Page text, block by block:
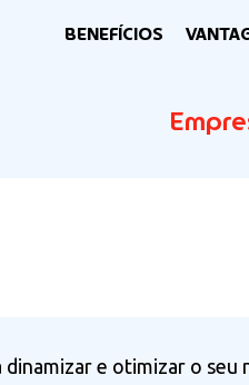
BENEFÍCIOS
dinamizar e otimizar o seu